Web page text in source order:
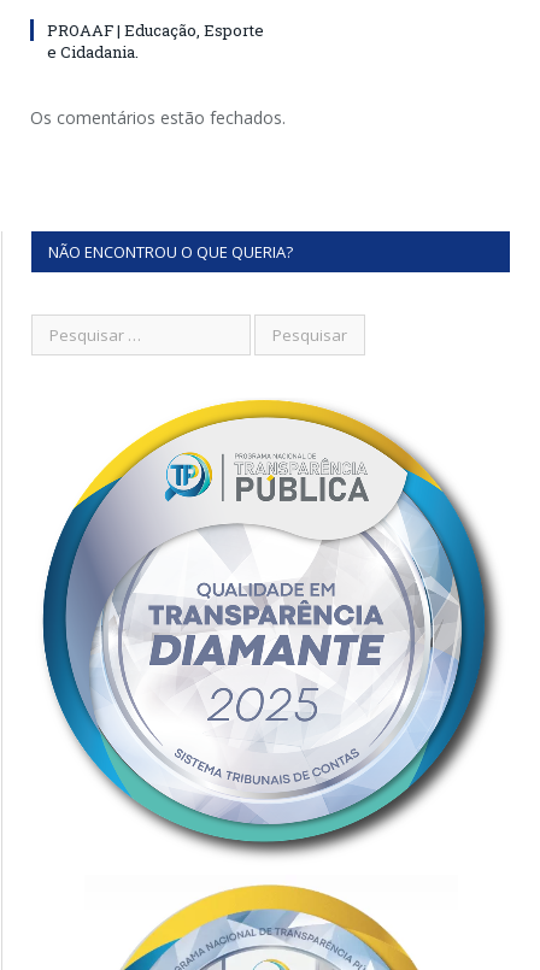
PROAAF | Educação, Esporte
e Cidadania.
Os comentários estão fechados.
NÃO ENCONTROU O QUE QUERIA?